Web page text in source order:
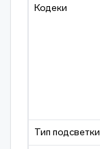
Кодеки
Тип подсветки